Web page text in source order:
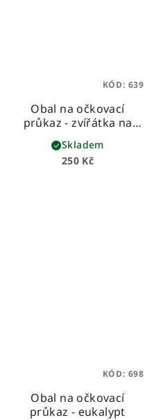
Obal na očkovací
průkaz - zvířátka na
250 Kč
Skladem
KÓD: 639
Obal na očkovací
průkaz - eukalypt
KÓD: 698